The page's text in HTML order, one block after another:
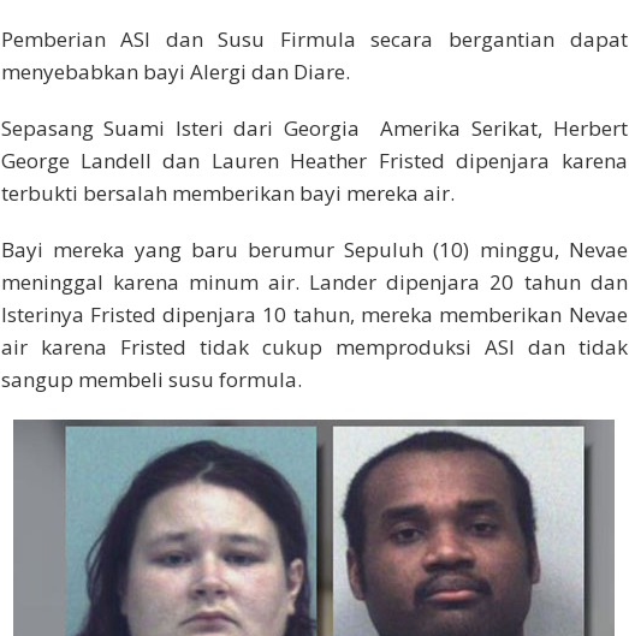
Pemberian ASI dan Susu Firmula secara bergantian dapat
menyebabkan bayi Alergi dan Diare.
Sepasang Suami Isteri dari Georgia Amerika Serikat, Herbert
George Landell dan Lauren Heather Fristed dipenjara karena
terbukti bersalah memberikan bayi mereka air.
Bayi mereka yang baru berumur Sepuluh (10) minggu, Nevae
meninggal karena minum air. Lander dipenjara 20 tahun dan
Isterinya Fristed dipenjara 10 tahun, mereka memberikan Nevae
air karena Fristed tidak cukup memproduksi ASI dan tidak
sangup membeli susu formula.